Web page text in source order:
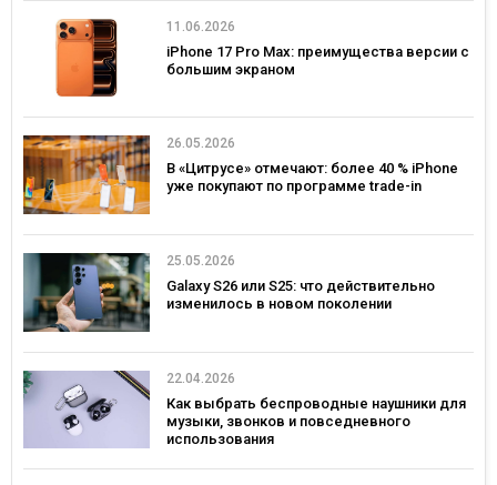
11.06.2026
iPhone 17 Pro Max: преимущества версии с
большим экраном
26.05.2026
В «Цитрусе» отмечают: более 40 % iPhone
уже покупают по программе trade-in
25.05.2026
Galaxy S26 или S25: что действительно
изменилось в новом поколении
22.04.2026
Как выбрать беспроводные наушники для
музыки, звонков и повседневного
использования